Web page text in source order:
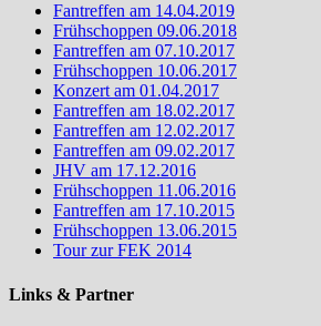
Fantreffen am 14.04.2019
Frühschoppen 09.06.2018
Fantreffen am 07.10.2017
Frühschoppen 10.06.2017
Konzert am 01.04.2017
Fantreffen am 18.02.2017
Fantreffen am 12.02.2017
Fantreffen am 09.02.2017
JHV am 17.12.2016
Frühschoppen 11.06.2016
Fantreffen am 17.10.2015
Frühschoppen 13.06.2015
Tour zur FEK 2014
Links & Partner